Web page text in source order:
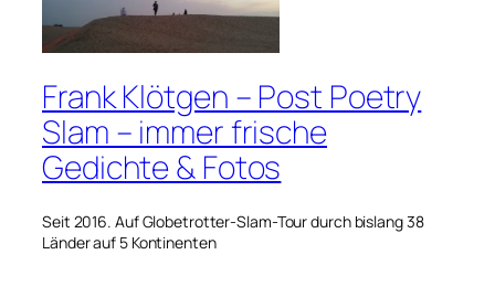
Frank Klötgen – Post Poetry
Slam – immer frische
Gedichte & Fotos
Seit 2016. Auf Globetrotter-Slam-Tour durch bislang 38
Länder auf 5 Kontinenten